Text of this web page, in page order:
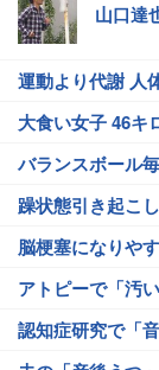
山口達
運動より代謝 人
大食い女子 46キ
バランスボール
躁状態引き起こ
脳梗塞になりや
アトピーで「汚
認知症研究で「